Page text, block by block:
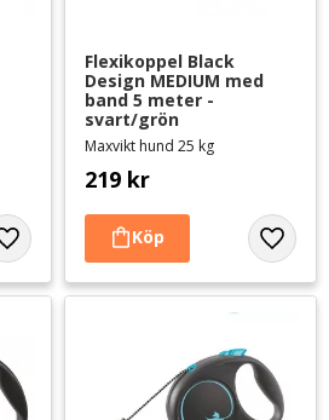
Lägg till i favoriter
Flexikoppel Black
Design MEDIUM med
band 5 meter -
svart/grön
Maxvikt hund 25 kg
219 kr
Lägg